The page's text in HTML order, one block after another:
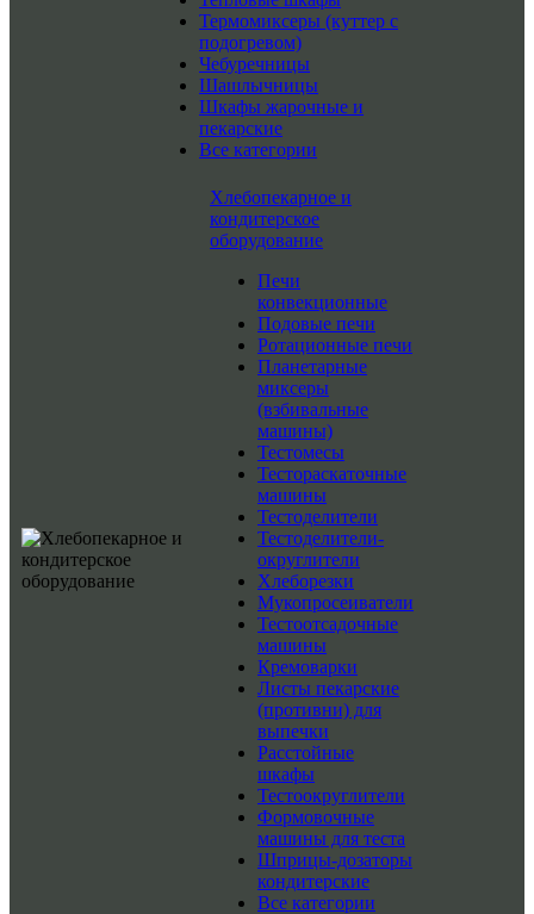
Термомиксеры (куттер с
подогревом)
Чебуречницы
Шашлычницы
Шкафы жарочные и
пекарские
Все категории
Хлебопекарное и
кондитерское
оборудование
Печи
конвекционные
Подовые печи
Ротационные печи
Планетарные
миксеры
(взбивальные
машины)
Тестомесы
Тестораскаточные
машины
Тестоделители
Тестоделители-
округлители
Хлеборезки
Мукопросеиватели
Тестоотсадочные
машины
Кремоварки
Листы пекарские
(противни) для
выпечки
Расстойные
шкафы
Тестоокруглители
Формовочные
машины для теста
Шприцы-дозаторы
кондитерские
Все категории